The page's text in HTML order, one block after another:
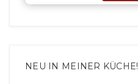
NEU IN MEINER KÜCHE!